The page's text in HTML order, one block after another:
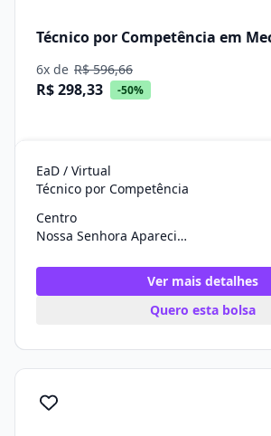
Técnico por Competência em
6x de R$ 596,66
R$ 298,33 -50%
EaD / Virtual
Técnico por Competência
Centro
Nossa Senhora Aparecida/SE
Ver mais detalhes
Quero esta bolsa